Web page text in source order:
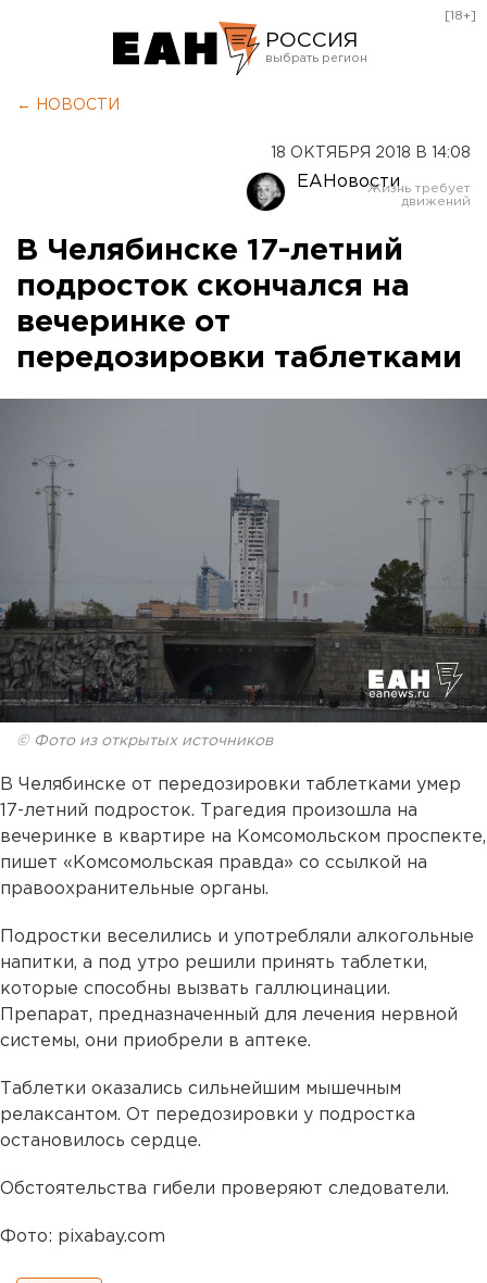
РОССИЯ
Оренбург
[18+]
← НОВОСТИ
18 ОКТЯБРЯ 2018 В 14:08
ЕАНовости
В Челябинске 17-летний
подросток скончался на
вечеринке от
передозировки таблетками
© Фото из открытых источников
В Челябинске от передозировки таблетками умер
17-летний подросток. Трагедия произошла на
вечеринке в квартире на Комсомольском проспекте,
пишет «Комсомольская правда» со ссылкой на
правоохранительные органы.
Подростки веселились и употребляли алкогольные
напитки, а под утро решили принять таблетки,
которые способны вызвать галлюцинации.
Препарат, предназначенный для лечения нервной
системы, они приобрели в аптеке.
Таблетки оказались сильнейшим мышечным
релаксантом. От передозировки у подростка
остановилось сердце.
Обстоятельства гибели проверяют следователи.
Фото: pixabay.com